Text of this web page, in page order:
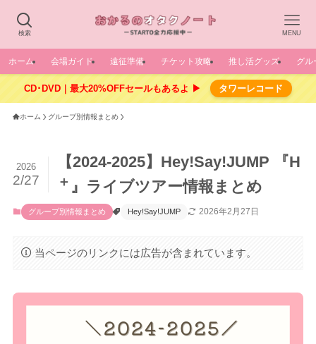
検索 MENU
ホーム 会場ガイド 遠征準備 チケット攻略 推し活グッズ グル
CD･DVD｜最大20%OFFセールもあるよ ▶ タワーレコード
ホーム グループ別情報まとめ
【2024-2025】Hey!Say!JUMP 『H
＋ 』ライブツアー情報まとめ
2026
2/27
グループ別情報まとめ Hey!Say!JUMP 2026年2月27日
当ページのリンクには広告が含まれています。